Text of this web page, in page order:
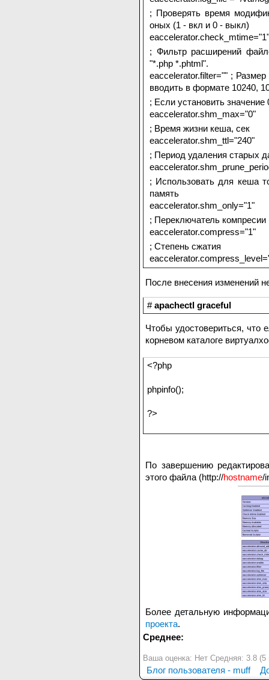
; Проверять время
оных (1 - вкл и 0 - выкл)
; Фильтр расширений
"*.php *.phtml".
eaccelerator.filter="" ;
вводить в формате 10240,
; Если установить значение
eaccelerator.shm_max="0"
; Время жизни кеша, сек
eaccelerator.shm_ttl="240"
; Период удаления старых
; Использовать для кеша
память
eaccelerator.shm_only="1"
; Переключатель
eaccelerator.compress="1"
; Степень сжатия
После внесения изменений
#apachectl graceful
Чтобы удостовериться, что
корневом каталоге
<?php
phpinfo();
?>
По завершению
этого файла (http://hostname/
Более детальную
проекта.
Среднее:
Ваша оценка: Нет Средняя: 3.8 (5
Блог пользователя - muff